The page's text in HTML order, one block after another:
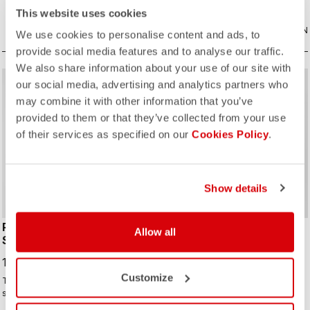
This website uses cookies
We use cookies to personalise content and ads, to
provide social media features and to analyse our traffic.
We also share information about your use of our site with
our social media, advertising and analytics partners who
may combine it with other information that you’ve
provided to them or that they’ve collected from your use
of their services as specified on our Cookies Policy.
Show details
Allow all
Customize
VERGLEICHEN
Schutz vor Spritzwasser. Der
Alleskönner unter den Überschuhen.
VERGLEICHEN
PERFETTO RoS W LONG
SLEEVE
199,95 €
The Perfetto ROS LS is back in
stunning new colors, crafted from
repurposed fabrics, solidifying its
sell Summer Sale 25% Off
PERFETTO RoS 3 W
JACKET
187,50 €
Die perfekte Jacke für die meisten
wasserabweisend, dehnbare